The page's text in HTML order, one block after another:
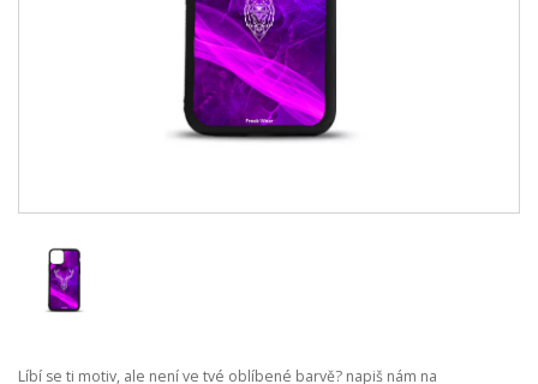
Líbí se ti motiv, ale není ve tvé oblíbené barvě? napiš nám na